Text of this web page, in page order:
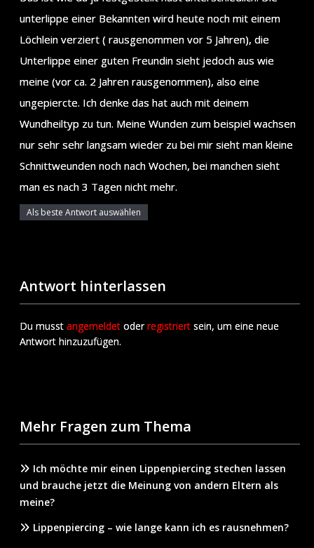
unterlippe einer Bekannten wird heute noch mit einem
Löchlein verziert ( rausgenommen vor 5 Jahren), die
Unterlippe einer guten Freundin sieht jedoch aus wie
meine (vor ca. 2 Jahren rausgenommen), also eine
ungepiercte. Ich denke das hat auch mit deinem
Wundheiltyp zu tun. Meine Wunden zum beispiel wachsen
nur sehr sehr langsam wieder zu bei mir sieht man kleine
Schnittweunden noch nach Wochen, bei manchen sieht
man es nach 3 Tagen nicht mehr.
Als beste Antwort auswählen
Antwort hinterlassen
Du musst angemeldet oderregistriert sein, um eine neue
Antwort hinzuzufügen.
Mehr Fragen zum Thema
Ich möchte mir einen Lippenpiercing stechen lassen
und brauche jetzt die Meinung von andern Eltern als
meine?
Lippenpiercing – wie lange kann ich es rausnehmen?